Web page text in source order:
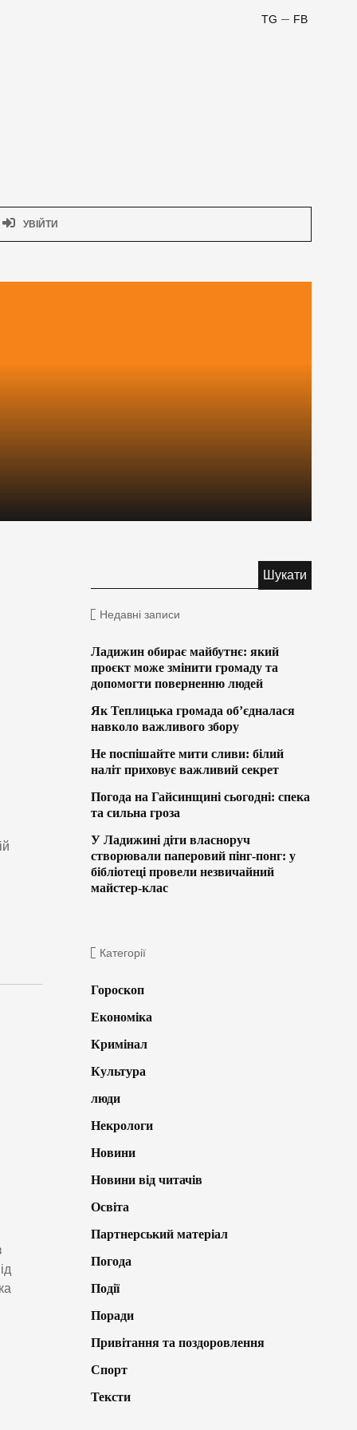
FB
TG
УВІЙТИ
Недавні записи
Ладижин обирає майбутнє: який
проєкт може змінити громаду та
допомогти поверненню людей
Як Теплицька громада об’єдналася
навколо важливого збору
Не поспішайте мити сливи: білий
наліт приховує важливий секрет
Погода на Гайсинщині сьогодні: спека
та сильна гроза
У Ладижині діти власноруч
створювали паперовий пінг-понг: у
бібліотеці провели незвичайний
майстер-клас
Категорії
Гороскоп
Економіка
Кримінал
Культура
люди
Некрологи
Новини
Новини від читачів
Освіта
Партнерський матеріал
Погода
Події
Поради
Привітання та поздоровлення
Спорт
Тексти